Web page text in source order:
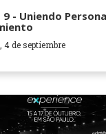
- Uniendo
de septiembre